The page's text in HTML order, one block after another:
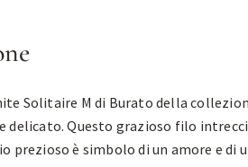
Solitaire M di Burato della
delicato. Questo grazioso filo
prezioso è simbolo di un amore e di